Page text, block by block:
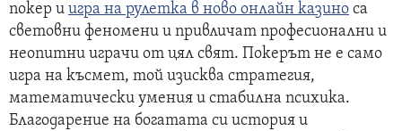
покер и игра на рулетка в ново онлайн казино са
световни феномени и привличат професионални и
неопитни играчи от цял свят. Покерът не е само
игра на късмет, той изисква стратегия,
математически умения и стабилна психика.
Благодарение на богатата си история и